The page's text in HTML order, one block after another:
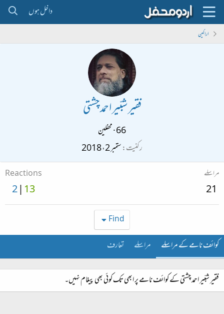
داخل ہوں
اراکین
فقیر شبّیر احمد چشتی
محفلین·66
رکنیت ستمبر 2، 2018
مراسلے
21
Reactions
13
2
Find
کوائف نامے کے مراسلے مراسلے تعارف
فقیر شبّیر احمد چشتی کے کوائف نامے پر ابھی تک کوئی بھی پیغام نہیں۔